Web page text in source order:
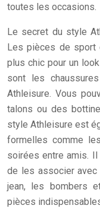
toutes les occasions.
Le secret du style
Les pièces de sport
plus chic pour un
sont les
Athleisure. Vous
talons ou des
style Athleisure est
formelles comme
soirées entre amis.
de les associer
jean, les bombers
pièces